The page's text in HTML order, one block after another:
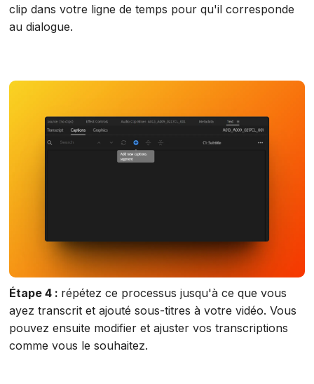
clip dans votre ligne de temps pour qu'il corresponde
au dialogue.
Étape 4 : répétez ce processus jusqu'à ce que vous
ayez transcrit et ajouté sous-titres à votre vidéo. Vous
pouvez ensuite modifier et ajuster vos transcriptions
comme vous le souhaitez.